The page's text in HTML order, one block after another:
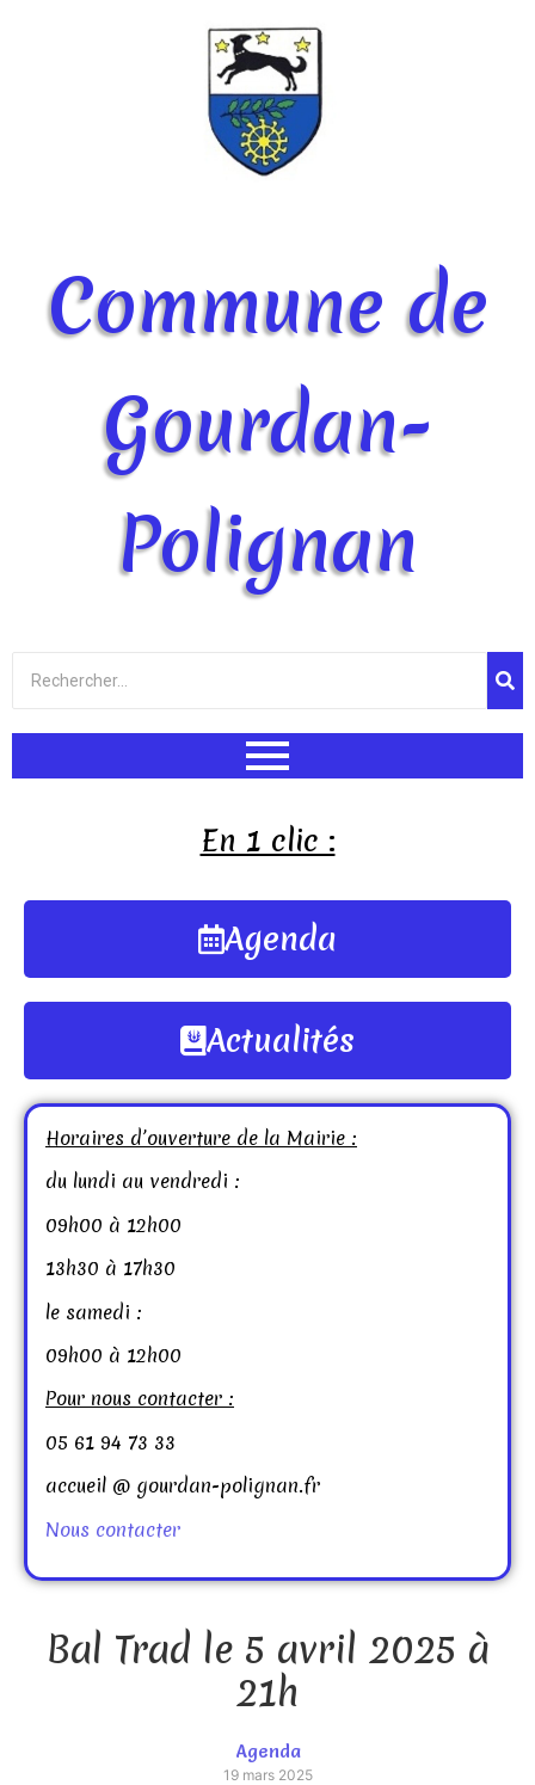
Commune de
Gourdan-
Polignan
En 1 clic :
Agenda
Actualités
Horaires d’ouverture de la Mairie :
du lundi au vendredi :
09h00 à 12h00
13h30 à 17h30
le samedi :
09h00 à 12h00
Pour nous contacter :
05 61 94 73 33
accueil @ gourdan-polignan.fr
Nous contacter
Bal Trad le 5 avril 2025 à
21h
Agenda
19 mars 2025